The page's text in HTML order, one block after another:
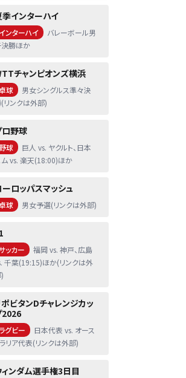
季インターハイ
インターハイ
バレーボール男
決勝ほか
チャンピオンズ横浜
球
男女シングルス準々決
リンクは外部)
ロ野球
野球
巨人 vs. ヤクルト、日本
vs. 楽天(18:00)ほか
ーロッパスマッシュ
球 男女予選(リンクは外部)
ッカー
福岡 vs. 神戸、広島
千葉(19:15)ほか(リンクは外
ポビタンDチャレンジカッ
2026
ラグビー
日本代表 vs. オース
リア代表(リンクは外部)
ィンダム選手権3日目